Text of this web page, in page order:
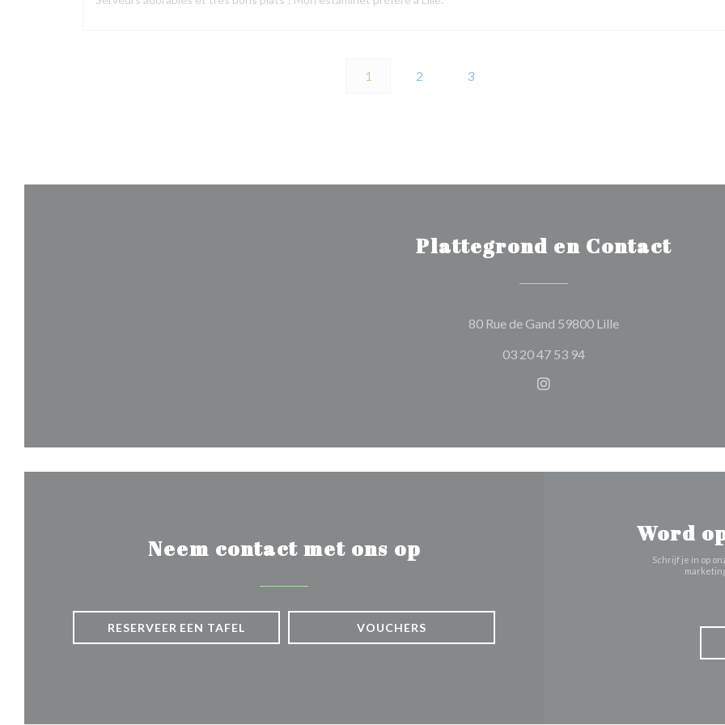
1 2 3
Plattegrond en Contact
80 Rue de Gand 59800 Lille((opent in een
03 20 47 53 94
Instagram ((opent in een
Neem contact met ons op
RESERVEER EEN TAFEL VOUCHERS
Word
Schrijf je in op